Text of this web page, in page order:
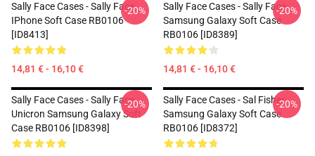
Sally Face Cases - Sally Face
IPhone Soft Case RB0106
[ID8413]
14,81 € - 16,10 €
-20%
Sally Face Cases - Sally Face
Samsung Galaxy Soft Case
RB0106 [ID8389]
14,81 € - 16,10 €
-20%
Sally Face Cases - Sally Face
Unicron Samsung Galaxy Soft
Case RB0106 [ID8398]
-20%
Sally Face Cases - Sal Fisher
Samsung Galaxy Soft Case
RB0106 [ID8372]
-20%